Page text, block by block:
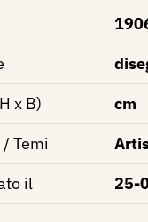
x B)
cm
Temi
il
25-